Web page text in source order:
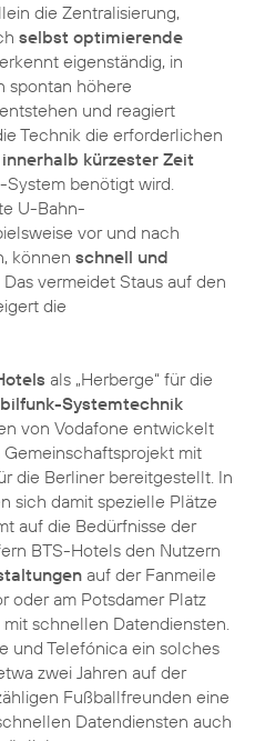
die Zentralisierung,
selbst optimierende
eigenständig, in
spontan höhere
und reagiert
Technik die erforderlichen
kürzester Zeit
System benötigt wird.
U-Bahn-
vor und nach
können schnell und
vermeidet Staus auf den
die
als „Herberge“ für die
Systemtechnik
von Vodafone entwickelt
mit
die Berliner bereitgestellt. In
sich damit spezielle Plätze
auf die Bedürfnisse der
BTS-Hotels den Nutzern
auf der Fanmeile
oder am Potsdamer Platz
schnellen Datendiensten.
und Telefónica ein solches
zwei Jahren auf der
Fußballfreunden eine
Datendiensten auch